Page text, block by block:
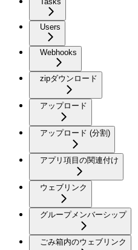
Users
Webhooks
zipダウンロード
アップロード
アップロード (分割)
アプリ項目の関連付け
ウェブリンク
グループメンバーシップ
ごみ箱内のウェブリンク